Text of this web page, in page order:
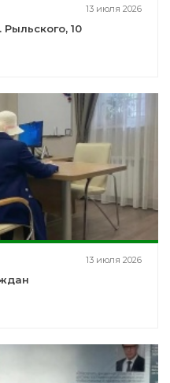
13 июля 2026
10
13 июля 2026